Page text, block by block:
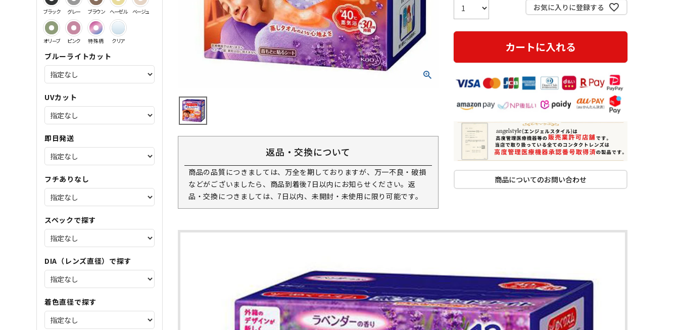
ブラック グレー ブラウン ヘーゼル ベージュ
オリーブ ピンク 特殊柄 クリア
ブルーライトカット
UVカット
即日発送
フチありなし
スペックで探す
DIA（レンズ直径）で探す
着色直径で探す
返品・交換について
商品の品質につきましては、万全を期しておりますが、万一不良・破損
などがございましたら、商品到着後7日以内にお知らせください。返
品・交換につきましては、7日以内、未開封・未使用に限り可能です。
お気に入りに登録する
カートに入れる
商品についてのお問い合わせ